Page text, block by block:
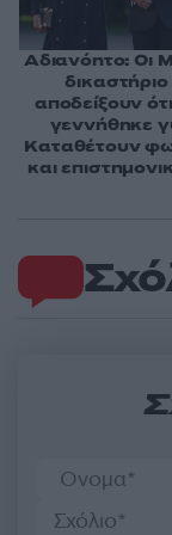
Αδιανόητο: Οι
αποδείξουν
γεννήθηκε
Καταθέτουν
και